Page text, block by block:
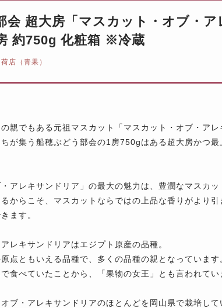
会 超大房「マスカット・オブ・
約750g 化粧箱 ※冷蔵
店（青果）
親でもある元祖マスカット「マスカット・オブ・ア
が集う船穂ぶどう部会の1房750gはある超大房かつ
・アレキサンドリア」の最大の魅力は、豊潤なマスカッ
からこそ、マスカットならではの上品な香りがより
ます。
レキサンドリアはエジプト原産の品種。
点ともいえる品種で、多くの品種の親となっています
食べていたことから、「果物の女王」とも言われてい
ブ・アレキサンドリアのほとんどを岡山県で栽培して